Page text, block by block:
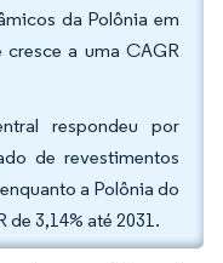
da Polônia em
cresce a uma CAGR
respondeu por
de revestimentos
a Polônia do
de 3,14% até 2031.